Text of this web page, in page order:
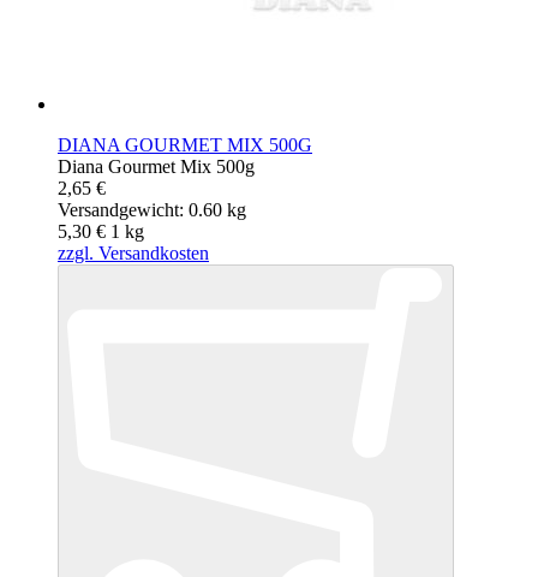
DIANA GOURMET MIX 500G
Diana Gourmet Mix 500g
2,65 €
Versandgewicht: 0.60 kg
5,30 € 1 kg
zzgl. Versandkosten